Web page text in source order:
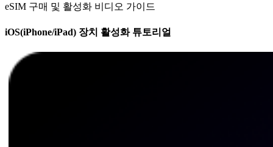
eSIM 구매 및 활성화 비디오 가이드
iOS(iPhone/iPad) 장치 활성화 튜토리얼